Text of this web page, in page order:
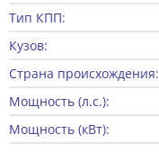
Тип КПП:
Кузов:
Страна происхождения:
Мощность (л.с.):
Мощность (кВт):